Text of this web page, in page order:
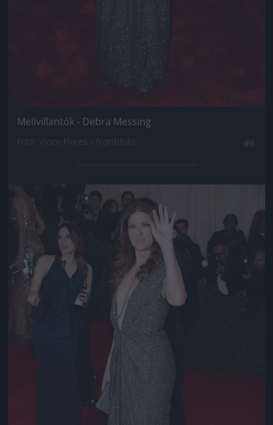
Mellvillantók - Debra Messing
Jön még kép!